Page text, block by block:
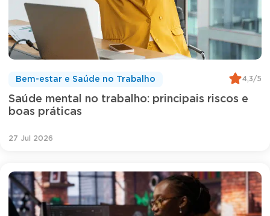
Saúde mental no trabalho: principais riscos e
boas práticas
Bem-estar e Saúde no Trabalho 4,3/5
27 Jul 2026